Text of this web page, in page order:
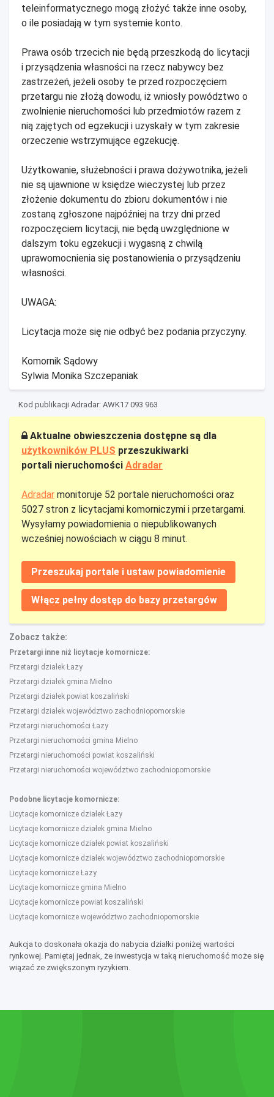
teleinformatycznego mogą złożyć także inne osoby,
o ile posiadają w tym systemie konto.
Prawa osób trzecich nie będą przeszkodą do licytacji
i przysądzenia własności na rzecz nabywcy bez
zastrzeżeń, jeżeli osoby te przed rozpoczęciem
przetargu nie złożą dowodu, iż wniosły powództwo o
zwolnienie nieruchomości lub przedmiotów razem z
nią zajętych od egzekucji i uzyskały w tym zakresie
orzeczenie wstrzymujące egzekucję.
Użytkowanie, służebności i prawa dożywotnika, jeżeli
nie są ujawnione w księdze wieczystej lub przez
złożenie dokumentu do zbioru dokumentów i nie
zostaną zgłoszone najpóźniej na trzy dni przed
rozpoczęciem licytacji, nie będą uwzględnione w
dalszym toku egzekucji i wygasną z chwilą
uprawomocnienia się postanowienia o przysądzeniu
własności.
UWAGA:
Licytacja może się nie odbyć bez podania przyczyny.
Komornik Sądowy
Sylwia Monika Szczepaniak
Kod publikacji Adradar: AWK17 093 963
Aktualne obwieszczenia dostępne są dla
użytkowników PLUS przeszukiwarki
portali nieruchomości Adradar
Adradar monitoruje 52 portale nieruchomości oraz
5027 stron z licytacjami komorniczymi i przetargami.
Wysyłamy powiadomienia o niepublikowanych
wcześniej nowościach w ciągu 8 minut.
Przeszukaj portale i ustaw powiadomienie
Włącz pełny dostęp do bazy przetargów
Zobacz także:
Przetargi inne niż licytacje komornicze:
Przetargi działek Łazy
Przetargi działek gmina Mielno
Przetargi działek powiat koszaliński
Przetargi działek województwo zachodniopomorskie
Przetargi nieruchomości Łazy
Przetargi nieruchomości gmina Mielno
Przetargi nieruchomości powiat koszaliński
Przetargi nieruchomości województwo zachodniopomorskie
Podobne licytacje komornicze:
Licytacje komornicze działek Łazy
Licytacje komornicze działek gmina Mielno
Licytacje komornicze działek powiat koszaliński
Licytacje komornicze działek województwo zachodniopomorskie
Licytacje komornicze Łazy
Licytacje komornicze gmina Mielno
Licytacje komornicze powiat koszaliński
Licytacje komornicze województwo zachodniopomorskie
Aukcja to doskonała okazja do nabycia działki poniżej wartości
rynkowej. Pamiętaj jednak, że inwestycja w taką nieruchomość może się
wiązać ze zwiększonym ryzykiem.